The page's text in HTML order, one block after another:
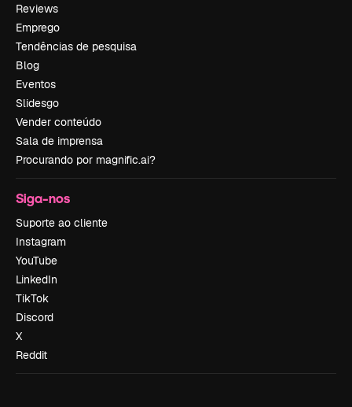
Reviews
Emprego
Tendências de pesquisa
Blog
Eventos
Slidesgo
Vender conteúdo
Sala de imprensa
Procurando por magnific.ai?
Siga-nos
Suporte ao cliente
Instagram
YouTube
LinkedIn
TikTok
Discord
X
Reddit